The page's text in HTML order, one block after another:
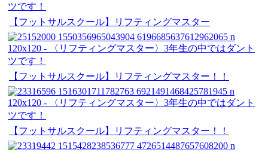
【フットサルスクール】リフティングマスター
【フットサルスクール】リフティングマスター！！
【フットサルスクール】リフティングマスター！！